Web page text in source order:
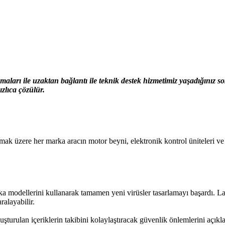
ile uzaktan bağlantı ile teknik destek hizmetimiz
çözülür.
üzere her marka aracın motor beyni, elektronik kontrol üniteleri
modellerini kullanarak tamamen yeni virüsler tasarlamayı başardı.
içeriklerin takibini kolaylaştıracak güvenlik önlemlerini